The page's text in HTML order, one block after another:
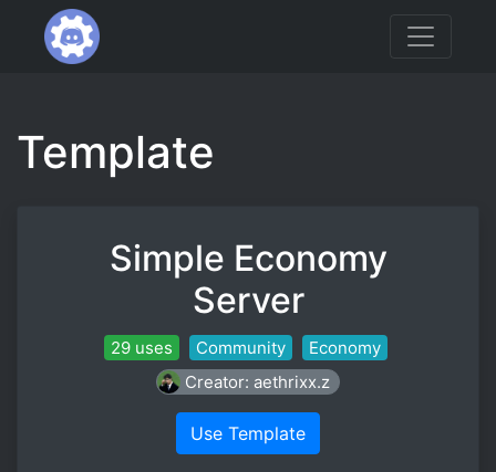
Template
Simple Economy
Server
29 uses Community
Economy
Creator: aethrixx.z
Use Template